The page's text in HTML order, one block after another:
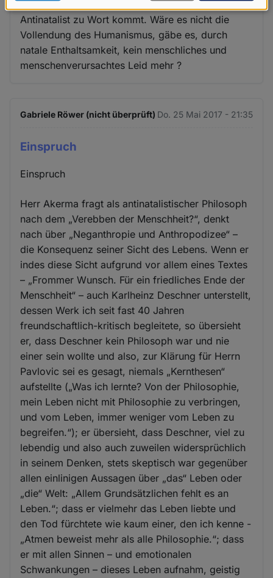
Wie schön, dass beim hpd endlich auch ein
Antinatalist zu Wort kommt. Wäre es nicht die
Vollendung des Humanismus, gäbe es, durch
natale Enthaltsamkeit, kein menschliches und
menschenverursachtes Leid mehr ?
Gabriele Röwer (nicht überprüft) Do. 25 Mai 2017 - 21:35
Einspruch
Einspruch
Herr Akerma fragt als antinatalistischer Philosoph
nach dem „Verebben der Menschheit?“, denkt
nach über „Neganthropie und Anthropodizee“ –
die Konsequenz seiner Sicht des Lebens. Wenn er
indes diese Sicht aufgrund vor allem eines Textes
– „Frommer Wunsch. Für ein friedliches Ende der
Menschheit“ – auch Karlheinz Deschner unterstellt,
dessen Werk ich seit fast 40 Jahren
freundschaftlich-kritisch begleitete, so übersieht
er, dass Deschner kein Philosoph war und nie
einer sein wollte und also, zur Klärung für Herrn
Pavlovic sei es gesagt, niemals „Kernthesen“
aufstellte („Was ich lernte? Von der Philosophie,
mein Leben nicht mit Philosophie zu verbringen,
und vom Leben, immer weniger vom Leben zu
begreifen.“); er übersieht, dass Deschner, viel zu
lebendig und also auch zuweilen widersprüchlich
in seinem Denken, stets skeptisch war gegenüber
allen einlinigen Aussagen über „das“ Leben oder
„die“ Welt: „Allem Grundsätzlichen fehlt es an
Leben.“; dass er vielmehr das Leben liebte und
den Tod fürchtete wie kaum einer, den ich kenne -
„Atmen beweist mehr als alle Philosophie.“; dass
er mit allen Sinnen – und emotionalen
Schwankungen – dieses Leben aufnahm, geistig
Daten
und
Cookies